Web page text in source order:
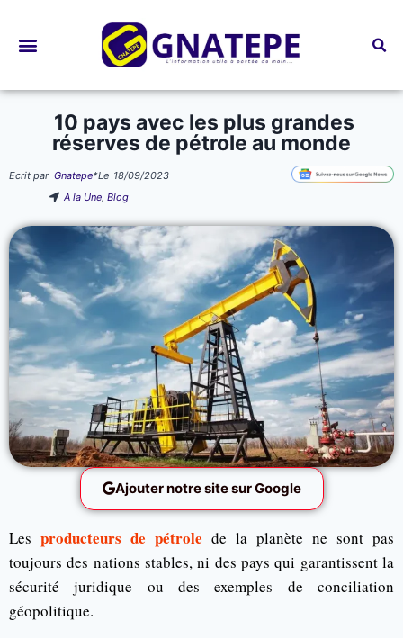
10 pays avec les plus grandes
réserves de pétrole au monde
Ecrit par Gnatepe*Le 18/09/2023
A la Une,Blog
Ajouter notre site sur Google
Les producteurs de pétrole de la planète ne sont pas
toujours des nations stables, ni des pays qui garantissent la
sécurité juridique ou des exemples de conciliation
géopolitique.